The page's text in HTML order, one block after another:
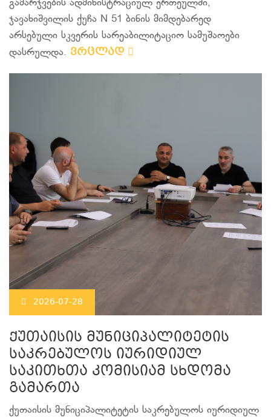
გამარჯვების ადმინისტრაციულ ერთეულში,
ჯავახიშვილის ქუჩა N 51 ბინის მიმდებარედ
არსებული სკვერის სარეაბილიტაციო სამუშაოები
დასრულდა. ვრცლად
2026-07-28
ქუთაისის მუნიციპალიტეტის
საკრებულოს იურიდიულ
საკითხთა კომისიამ სხდომა
გამართა
ქუთაისის მუნიციპალიტეტის საკრებულოს იურიდიულ